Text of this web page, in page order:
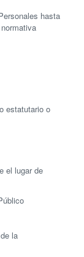
hasta
estatutario o
el lugar de
la